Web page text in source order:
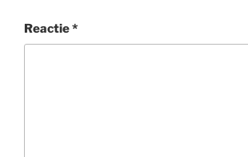
Reactie*